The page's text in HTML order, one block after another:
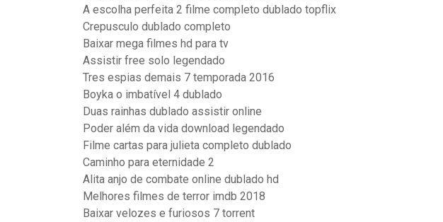
A escolha perfeita 2 filme completo dublado topflix
Crepusculo dublado completo
Baixar mega filmes hd para tv
Assistir free solo legendado
Tres espias demais 7 temporada 2016
Boyka o imbatível 4 dublado
Duas rainhas dublado assistir online
Poder além da vida download legendado
Filme cartas para julieta completo dublado
Caminho para eternidade 2
Alita anjo de combate online dublado hd
Melhores filmes de terror imdb 2018
Baixar velozes e furiosos 7 torrent